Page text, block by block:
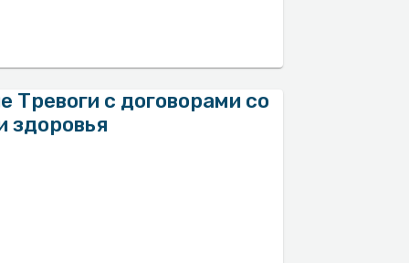
с договорами со
здоровья